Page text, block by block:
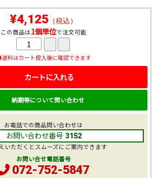
¥4,125 （税込）
この商品は1個単位で注文可能
送料はカート投入後に確認できます
カートに入れる
納期等について問い合わせ
お電話での商品問い合わせは
お問い合わせ番号 3152
いただくとスムーズにご案内できます
お問い合せ電話番号
072-752-5847